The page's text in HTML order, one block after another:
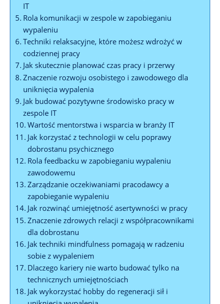
IT
Rola komunikacji w zespole w zapobieganiu
wypaleniu
Techniki relaksacyjne, które możesz wdrożyć w
codziennej pracy
Jak skutecznie planować czas pracy i przerwy
Znaczenie rozwoju osobistego i zawodowego dla
uniknięcia wypalenia
Jak budować pozytywne środowisko pracy w
zespole IT
Wartość mentorstwa i wsparcia w branży IT
Jak korzystać z technologii w celu poprawy
dobrostanu psychicznego
Rola feedbacku w zapobieganiu wypaleniu
zawodowemu
Zarządzanie oczekiwaniami pracodawcy a
zapobieganie wypaleniu
Jak rozwinąć umiejętność asertywności w pracy
Znaczenie zdrowych relacji z współpracownikami
dla dobrostanu
Jak techniki mindfulness pomagają w radzeniu
sobie z wypaleniem
Dlaczego kariery nie warto budować tylko na
technicznych umiejętnościach
Jak wykorzystać hobby do regeneracji sił i